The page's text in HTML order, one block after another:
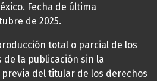
Fecha de última
de 2025.
total o parcial de los
de la publicación sin la
del titular de los derechos